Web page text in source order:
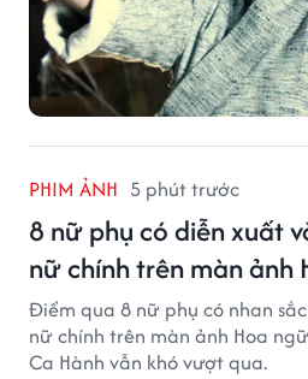
PHIM ẢNH 5 phút trước
8 nữ phụ có diễn xuất
nữ chính trên màn ảnh
Điểm qua 8 nữ phụ có nhan
nữ chính trên màn ảnh Hoa
Ca Hành vẫn khó vượt qua.